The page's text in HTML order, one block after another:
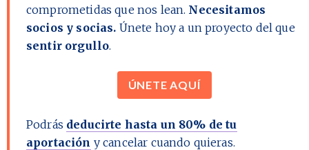
comprometidas que nos lean. Necesitamos
socios y socias. Únete hoy a un proyecto del que
sentir orgullo.
ÚNETE AQUÍ
Podrás deducirte hasta un 80% de tu
aportación y cancelar cuando quieras.